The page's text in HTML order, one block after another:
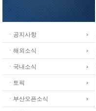
ㆍ공지사항
ㆍ해외소식
ㆍ국내소식
ㆍ토픽
ㆍ부산오픈소식